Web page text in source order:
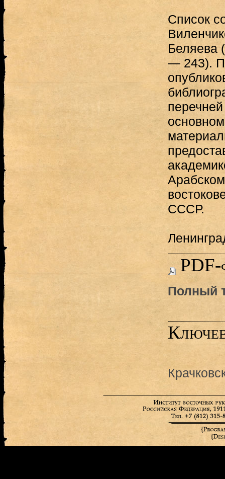
Список
Беляева
— 243).
СССР.
PDF-
Полный